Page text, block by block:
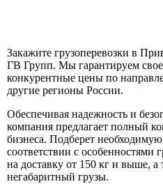
Закажите грузоперевозки в
ГВ Групп. Мы гарантируем
конкурентные цены по
другие регионы России.
Обеспечивая надежность и
компания предлагает полный
бизнеса. Подберет
соответствии с
на доставку от 150 кг и выше,
негабаритный грузы.